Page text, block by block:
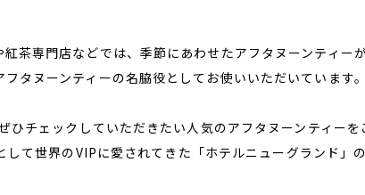
茶専門店などでは、季節にあわせたアフタヌーンティー
タヌーンティーの名脇役としてお使いいただいています。
ひチェックしていただきたい人気のアフタヌーンティーを
て世界のVIPに愛されてきた「ホテルニューグランド」